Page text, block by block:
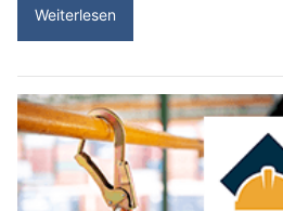
Weiterlesen